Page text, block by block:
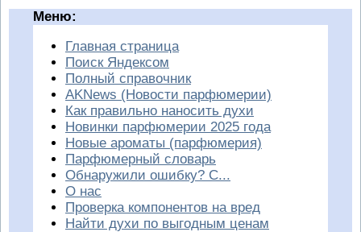
Меню:
Главная страница
Поиск Яндексом
Полный справочник
AKNews (Новости парфюмерии)
Как правильно наносить духи
Новинки парфюмерии 2025 года
Новые ароматы (парфюмерия)
Парфюмерный словарь
Обнаружили ошибку? С...
О нас
Проверка компонентов на вред
Найти духи по выгодным ценам